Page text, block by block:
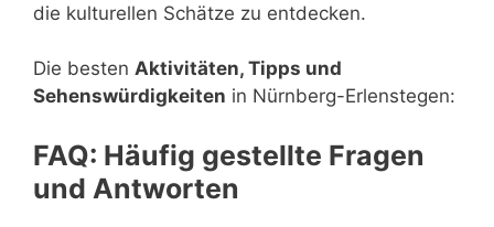
die kulturellen Schätze zu entdecken.
Die besten Aktivitäten, Tipps und
Sehenswürdigkeiten in Nürnberg-Erlenstegen:
FAQ: Häufig gestellte Fragen
und Antworten